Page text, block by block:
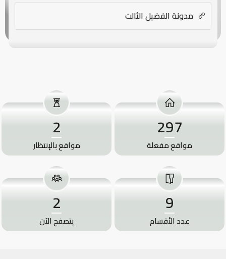
مدونة الفضيل الثالت
297
مواقع مفعلة
2
مواقع بالإنتظار
9
عدد الأقسام
2
يتصفح الآن